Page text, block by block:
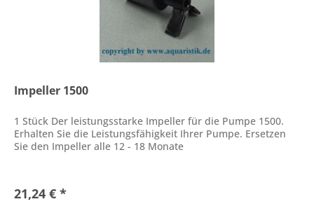
Impeller 1500
1 Stück Der leistungsstarke Impeller für die Pumpe 1500.
Erhalten Sie die Leistungsfähigkeit Ihrer Pumpe. Ersetzen
Sie den Impeller alle 12 - 18 Monate
21,24 € *